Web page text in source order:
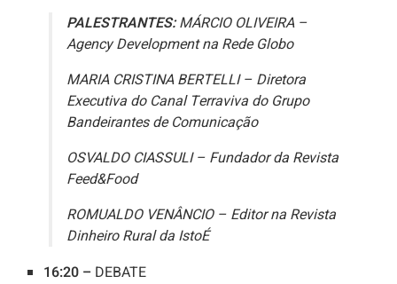
PALESTRANTES:MÁRCIO OLIVEIRA –
Agency Development na Rede Globo
MARIA CRISTINA BERTELLI – Diretora
Executiva do Canal Terraviva do Grupo
Bandeirantes de Comunicação
OSVALDO CIASSULI – Fundador da Revista
Feed&Food
ROMUALDO VENÂNCIO – Editor na Revista
Dinheiro Rural da IstoÉ
16:20 – DEBATE